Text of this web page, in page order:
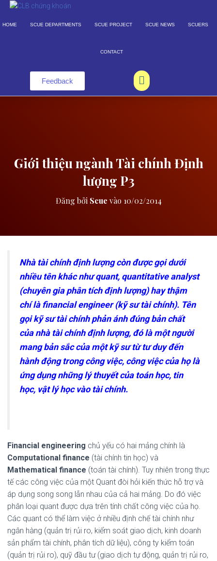
HOME SCUE DEPARTMENTS SCUE PROJECT SCUE NEWS SCUERS
CONTACT
Feedback
Giới thiệu ngành Tài chính Định
lượng P3
Đăng bởi Scue vào 10/02/2014
Nhà tài chính định lượng còn được gọi dưới
nhiều tên khác như quant, quantitative analyst
(chuyên gia phân tích định lượng) hay thậm
chí là financial engineer (kỹ sư tài chính). Tên
gọi kỹ sư tài chính phản ánh đúng bản chất
của nhà tài chính định lượng, đó là một người
mang bản sắc của một kỹ sư từ tư duy đến
hành động trong công việc, công việc của họ là
ứng dụng những lý thuyết của toán học, tin
học, vật lý học vào tài chính.
Financial engineering chủ yếu có hai mảng chính là
Computational finance (tài chính tin học) và
Mathematical finance (toán tài chính). Tuy nhiên trong thực
tế các công việc của một Quant đòi hỏi kiến thức hỗ trợ và
áp dụng song song lẫn nhau của cả hai mảng. Do đó việc
phân loại quant được dựa trên tính chất công việc của họ.
Các quant có thể làm việc ở nhiều định chế tài chính như
ngân hàng (quản trị rủi ro, kiểm soát giao dịch, kinh doanh
sản phẩm tài chính, phân tích dữ liệu), công ty kiểm toán
(quản trị rủi ro), quỹ đầu tư (giao dịch tự động, quản trị rủi ro,
×